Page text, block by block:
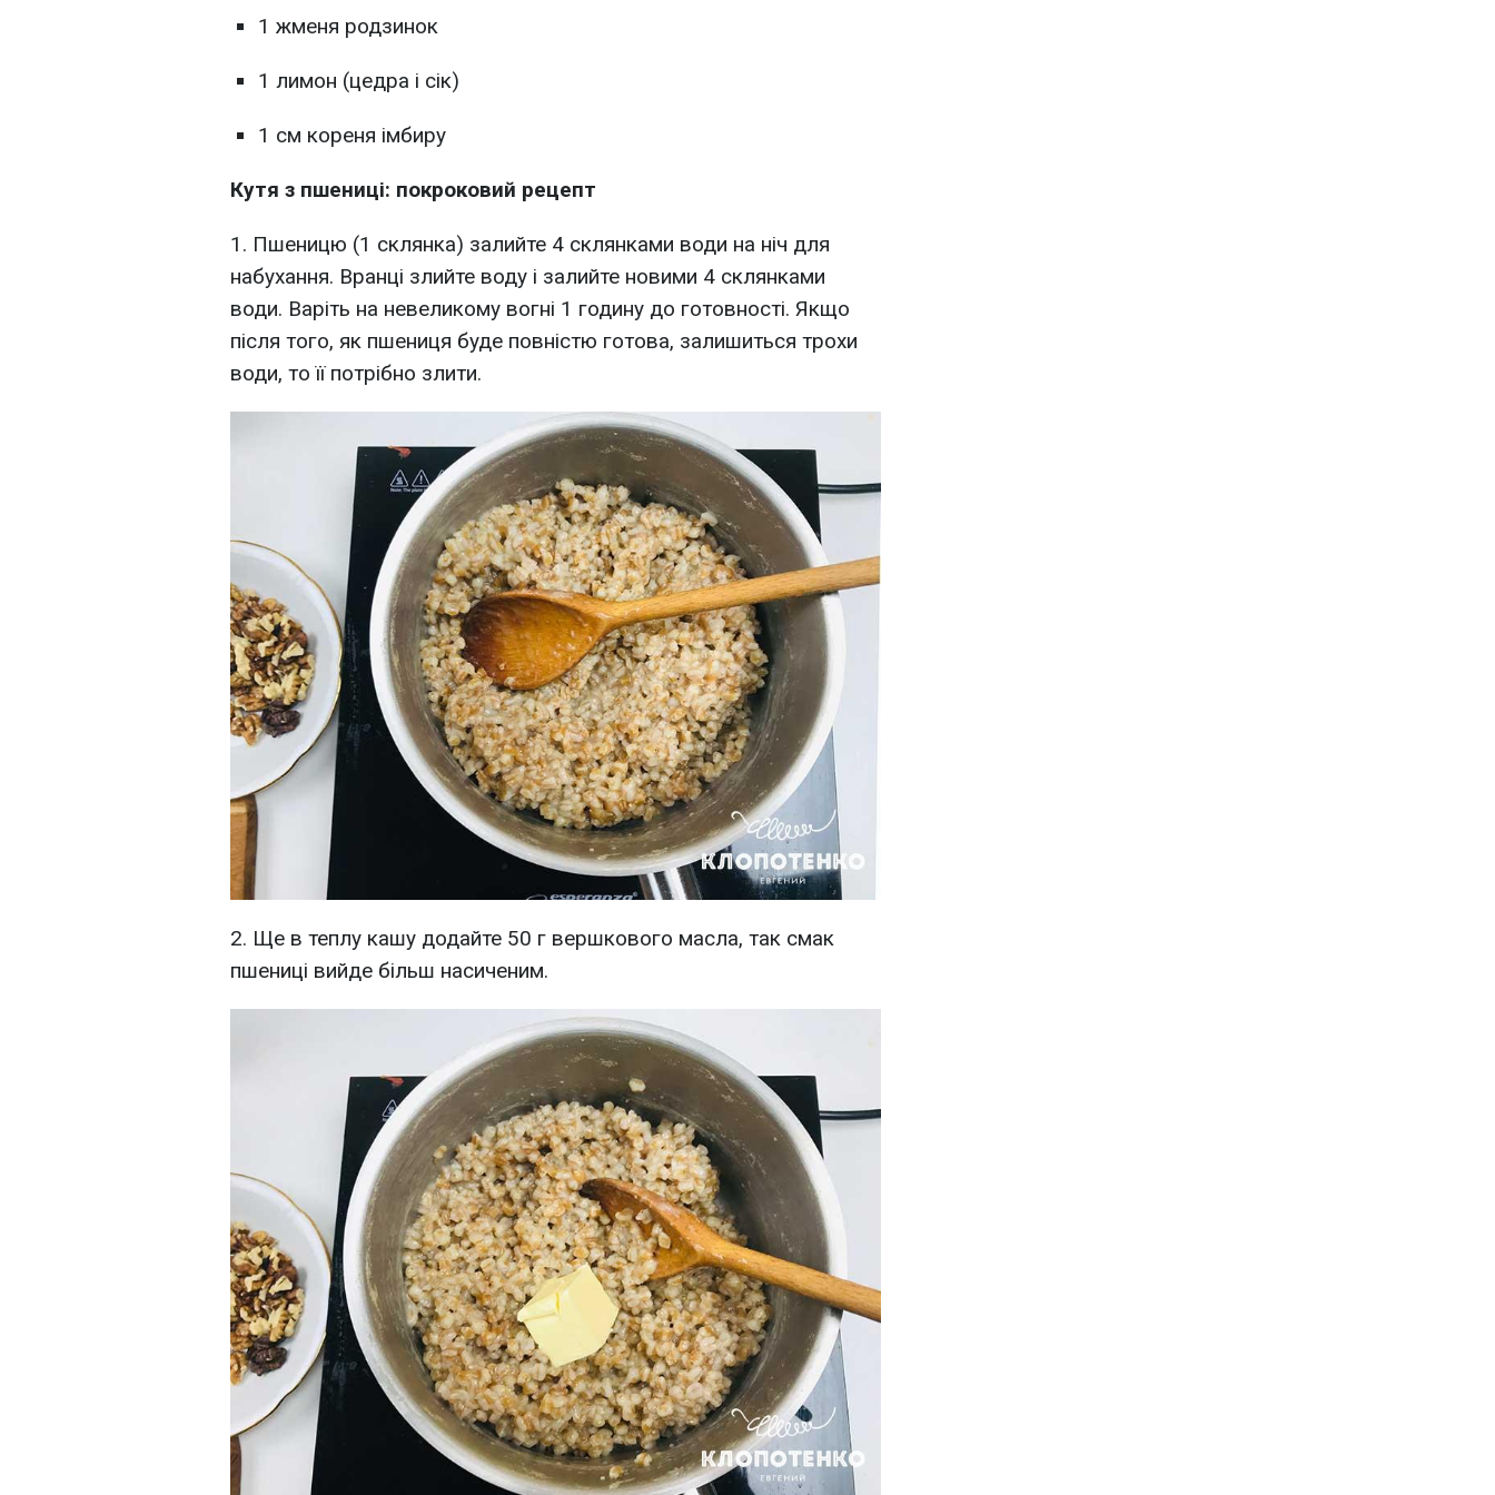
1 жменя родзинок
1 лимон (цедра і сік)
1 см кореня імбиру
Кутя з пшениці: покроковий рецепт
1. Пшеницю (1 склянка) залийте 4 склянками води на ніч для
набухання. Вранці злийте воду і залийте новими 4 склянками
води. Варіть на невеликому вогні 1 годину до готовності. Якщо
після того, як пшениця буде повністю готова, залишиться трохи
води, то її потрібно злити.
2. Ще в теплу кашу додайте 50 г вершкового масла, так смак
пшениці вийде більш насиченим.